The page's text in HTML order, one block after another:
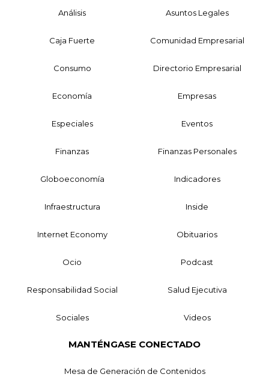
Análisis Asuntos Legales
Caja Fuerte Comunidad Empresarial
Consumo Directorio Empresarial
Economía Empresas
Especiales Eventos
Finanzas Finanzas Personales
Globoeconomía Indicadores
Infraestructura Inside
Internet Economy Obituarios
Ocio Podcast
Responsabilidad Social Salud Ejecutiva
Sociales Videos
MANTÉNGASE CONECTADO
Mesa de Generación de Contenidos